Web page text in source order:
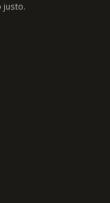
justo.